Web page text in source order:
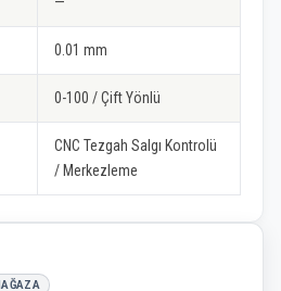
0.01 mm
0-100 / Çift Yönlü
CNC Tezgah Salgı Kontrolü
/ Merkezleme